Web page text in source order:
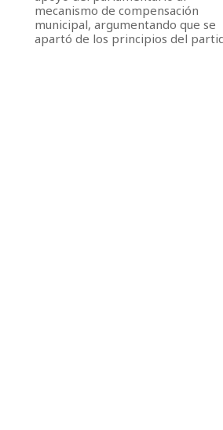
mecanismo de compensación
municipal, argumentando que se
apartó de los principios del